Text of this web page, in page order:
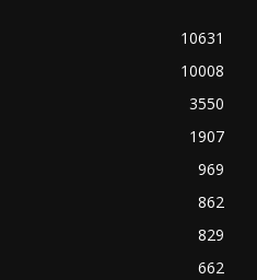
10631
10008
3550
1907
969
862
829
662